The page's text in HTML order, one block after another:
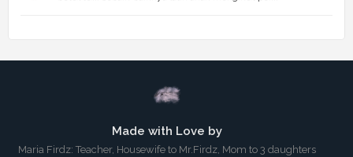
Made with Love by
Maria Firdz: Teacher, Housewife to Mr.Firdz, Mom to 3 daughters